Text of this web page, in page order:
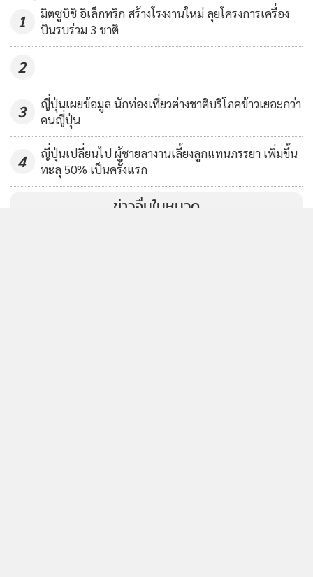
จากการประมาณการประชากรของสหประชาชาติสำหรับปี
โลก และคิดเป็น 1.5 เปอร์เซ็นต์ของประชากรโลกทั้งหมด
ในบรรดาประเทศที่มีประชากรมากที่สุด 20 อันดับแรก ญี่ปุ่น
จีน รัสเซีย และไทย มีจำนวนประชากรลดลงระหว่างปี 2020 ถึง
2025 โดยญี่ปุ่นมีจำนวนประชากรลดลงมากที่สุด
1
มิตซูบิชิ อิเล็กทริก สร้างโรงงานใหม่ ลุยโครงการเครื่อง
บินรบร่วม 3 ชาติ
2
3
ญี่ปุ่นเผยข้อมูล นักท่องเที่ยวต่างชาติบริโภคข้าวเยอะกว่า
คนญี่ปุ่น
4
ญี่ปุ่นเปลี่ยนไป ผู้ชายลางานเลี้ยงลูกแทนภรรยา เพิ่มขึ้น
ทะลุ 50% เป็นครั้งแรก
ข่าวอื่นในหมวด
ประสบการณ์คอนเทนต์ที่ดีที่สุดให้กับผู้อ่านบนเว็บไซต์ และ
แอพพลิเคชั่นเงื่อนไขการใช้งานเว็บไซต์
ส่วนบุคคล
รับทราบ